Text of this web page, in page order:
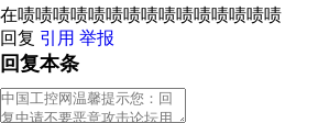
在啧啧啧啧啧啧啧啧啧啧啧啧啧啧啧
回复 引用 举报
回复本条